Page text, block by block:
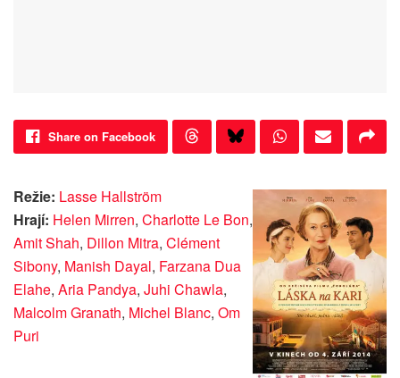
Share on Facebook
Režie: Lasse Hallström
Hrají: Helen Mirren, Charlotte Le Bon,
Amit Shah, Dillon Mitra, Clément
Sibony, Manish Dayal, Farzana Dua
Elahe, Aria Pandya, Juhi Chawla,
Malcolm Granath, Michel Blanc, Om
Puri